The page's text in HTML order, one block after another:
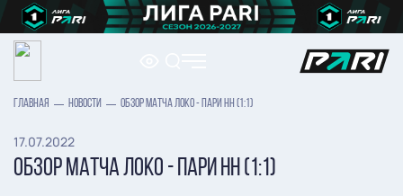
ГЛАВНАЯ НОВОСТИ ОБЗОР МАТЧА ЛОКО - ПАРИ НН (1:1)
17.07.2022
ОБЗОР МАТЧА ЛОКО - ПАРИ НН (1:1)